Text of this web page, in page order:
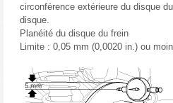
circonférence extérieure du disque
disque.
Planéité du disque du frein
Limite : 0,05 mm (0,0020 in.) ou